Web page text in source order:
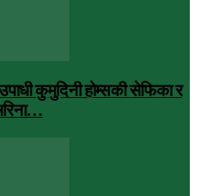
कुमुदिनी होम्सकी सेफिका र